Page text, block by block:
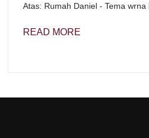
Atas: Rumah Daniel - Tema
READ MORE